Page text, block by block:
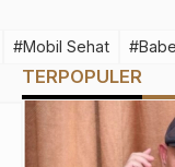
#Mobil Sehat
TERPOPULER